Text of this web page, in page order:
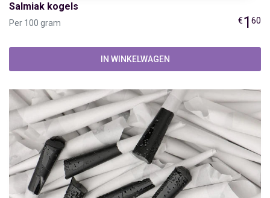
Salmiak kogels
Per 100 gram €1 60
IN WINKELWAGEN